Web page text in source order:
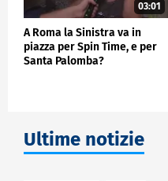
03:01
A Roma la Sinistra va in
piazza per Spin Time, e per
Santa Palomba?
Ultime notizie